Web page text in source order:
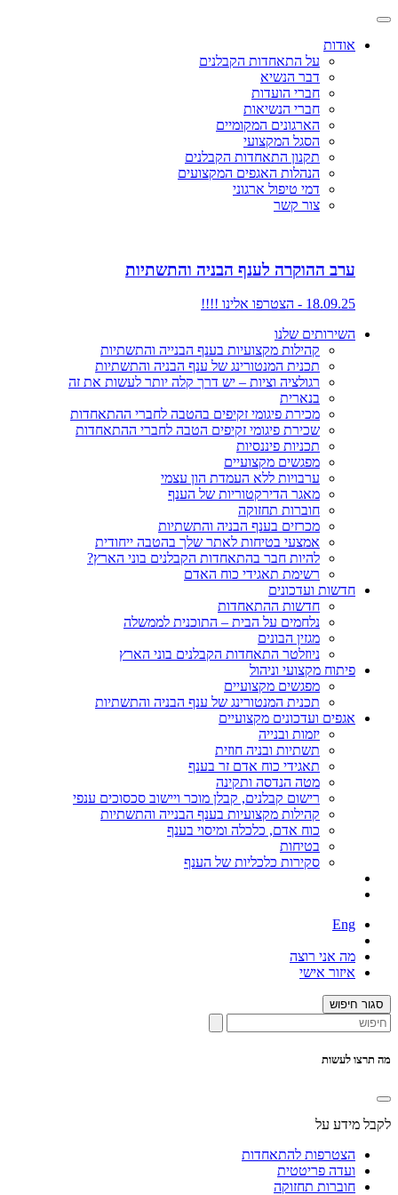
אודות
על התאחדות הקבלנים
דבר הנשיא
חברי הועדות
חברי הנשיאות
הארגונים המקומיים
הסגל המקצועי
תקנון התאחדות הקבלנים
הנהלות האגפים המקצועים
דמי טיפול ארגוני
צור קשר
ערב ההוקרה לענף הבניה והתשתיות
18.09.25 - הצטרפו אלינו !!!!
השירותים שלנו
קהילות מקצועיות בענף הבנייה והתשתיות
תכנית המנטורינג של ענף הבניה והתשתיות
רגולציה וציות – יש דרך קלה יותר לעשות את זה
בנארית
מכירת פיגומי זקיפים בהטבה לחברי ההתאחדות
שכירת פיגומי זקיפים הטבה לחברי ההתאחדות
תכניות פיננסיות
מפגשים מקצועיים
ערבויות ללא העמדת הון עצמי
מאגר הדירקטוריות של הענף
חוברות תחזוקה
מכרזים בענף הבניה והתשתיות
אמצעי בטיחות לאתר שלך בהטבה ייחודית
להיות חבר בהתאחדות הקבלנים בוני הארץ?
רשימת תאגידי כוח האדם
חדשות ועדכונים
חדשות ההתאחדות
נלחמים על הבית – התוכנית לממשלה
מגזין הבונים
ניוזלטר התאחדות הקבלנים בוני הארץ
פיתוח מקצועי וניהול
מפגשים מקצועיים
תכנית המנטורינג של ענף הבניה והתשתיות
אגפים ועדכונים מקצועיים
יזמות ובנייה
תשתיות ובניה חוזית
תאגידי כוח אדם זר בענף
מטה הנדסה ותקינה
רישום קבלנים, קבלן מוכר ויישוב סכסוכים ענפי
קהילות מקצועיות בענף הבנייה והתשתיות
כוח אדם, כלכלה ומיסוי בענף
בטיחות
סקירות כלכליות של הענף
Eng
מה אני רוצה
איזור אישי
סגור חיפוש
מה תרצו לעשות
לקבל מידע על
הצטרפות להתאחדות
ועדה פריטטית
חוברות תחזוקה